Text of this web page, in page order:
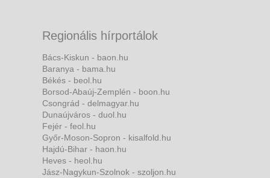
Regionális hírportálok
Bács-Kiskun - baon.hu
Baranya - bama.hu
Békés - beol.hu
Borsod-Abaúj-Zemplén - boon.hu
Csongrád - delmagyar.hu
Dunaújváros - duol.hu
Fejér - feol.hu
Győr-Moson-Sopron - kisalfold.hu
Hajdú-Bihar - haon.hu
Heves - heol.hu
Jász-Nagykun-Szolnok - szoljon.hu